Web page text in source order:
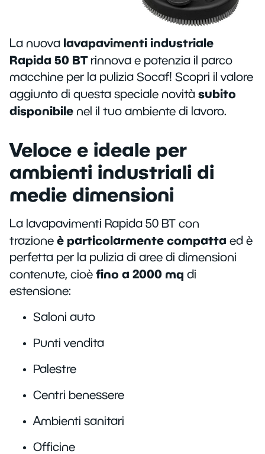
La nuova lavapavimenti industriale
Rapida 50 BTrinnova e potenzia il parco
macchine per la pulizia Socaf! Scopri il valore
aggiunto di questa speciale novità subito
disponibile nel il tuo ambiente di lavoro.
Veloce e ideale per
ambienti industriali di
medie dimensioni
La lavapavimenti Rapida 50 BT con
trazione è particolarmente compatta ed è
perfetta per la pulizia di aree di dimensioni
contenute, cioè fino a 2000 mq di
estensione:
Saloni auto
Punti vendita
Palestre
Centri benessere
Ambienti sanitari
Officine